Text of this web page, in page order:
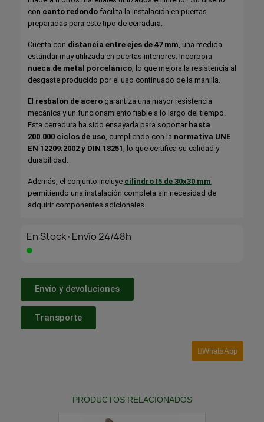
con canto redondo facilita la instalación en puertas
preparadas para este tipo de cerradura.
Cuenta con distancia entre ejes de 47 mm , una medida
estándar muy utilizada en puertas interiores. Incorpora
nueca de metal porcelánico , lo que mejora la resistencia al
desgaste producido por el uso continuado de la manilla.
El resbalón de acero garantiza una mayor resistencia
mecánica y un funcionamiento fiable a lo largo del tiempo.
Esta cerradura ha sido ensayada para soportar hasta
200.000 ciclos de uso , cumpliendo con la normativa UNE
EN 12209:2002 y DIN 18251 , lo que certifica su calidad y
durabilidad.
Además, el conjunto incluye cilindro I5 de 30x30 mm
permitiendo una instalación completa sin necesidad de
adquirir componentes adicionales.
En Stock·Envío 24/48h
Envío y devoluciones
Transporte
WhatsApp
PRODUCTOS RELACIONADOS